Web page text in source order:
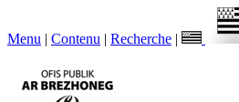
Menu | Contenu | Recherche |